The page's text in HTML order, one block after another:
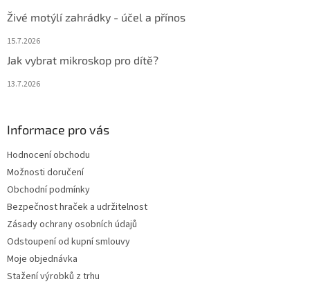
Živé motýlí zahrádky - účel a přínos
15.7.2026
Jak vybrat mikroskop pro dítě?
13.7.2026
Informace pro vás
Hodnocení obchodu
Možnosti doručení
Obchodní podmínky
Bezpečnost hraček a udržitelnost
Zásady ochrany osobních údajů
Odstoupení od kupní smlouvy
Moje objednávka
Stažení výrobků z trhu